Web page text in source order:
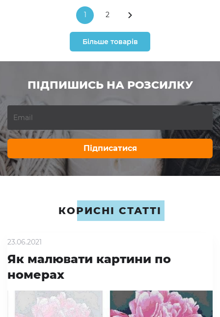
1 2
Більше товарів
ПІДПИШИСЬ НА РОЗСИЛКУ
Підписатися
КОРИСНІ СТАТТІ
23.06.2021
Як малювати картини по
номерах